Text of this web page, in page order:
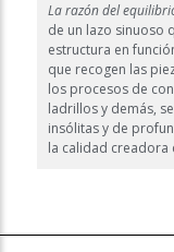
La razón del
de un lazo sinuoso
estructura en
que recogen las
los procesos de
ladrillos y demás,
insólitas y de
la calidad